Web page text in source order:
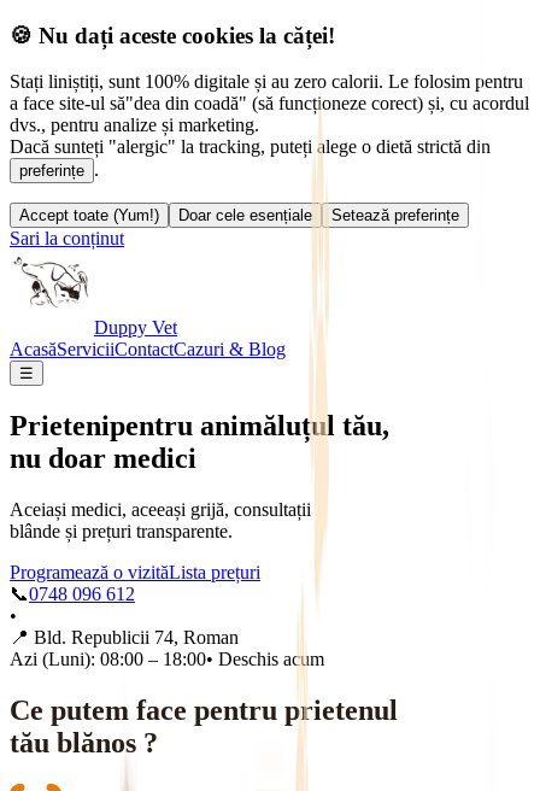
🍪 Nu dați aceste cookies la căței!
Stați liniștiți, sunt 100% digitale și au zero calorii. Le folosim pentru
a face site-ul să"dea din coadă" (să funcționeze corect) și, cu acordul
dvs., pentru analize și marketing.
Dacă sunteți "alergic" la tracking, puteți alege o dietă strictă din
preferințe .
Accept toate (Yum!) Doar cele esențiale Setează preferințe
Sari la conținut
Duppy Vet
AcasăServiciiContactCazuri & Blog
☰
Prietenipentru animăluțul tău,
nu doar medici
Aceiași medici, aceeași grijă, consultații
blânde și prețuri transparente.
Programează o vizităLista prețuri
📞0748 096 612
•
📍 Bld. Republicii 74, Roman
Azi (Luni): 08:00 – 18:00• Deschis acum
Ce putem face pentru prietenul
tău blănos ?